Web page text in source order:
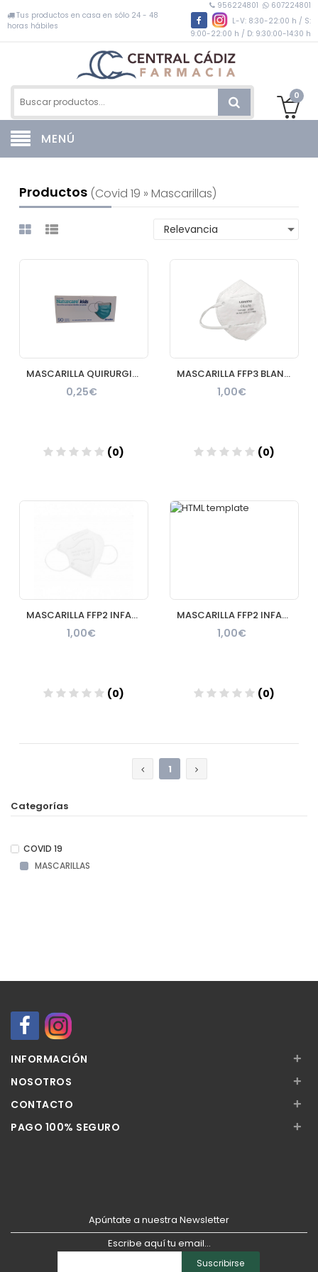
Tus productos en casa en sólo 24 - 48
horas hábiles
956224801
607224801
L-V: 8:30-22:00 h / S:
9:00-22:00 h / D: 9:30:00-14:30 h
0
MENÚ
Productos (covid 19 » Mascarillas)
MASCARILLA QUIRURGICA IIR NATURCARE KIDS 50 UNIDADES AZULES
0,25€
(0)
MASCARILLA FFP3 BLANCA
1,00€
(0)
Añadir
MASCARILLA FFP2 INFANTIL BLANCA
1,00€
(0)
MASCARILLA FFP2 INFANTIL NEGRA
1,00€
(0)
1
Categorías
COVID 19
MASCARILLAS
INFORMACIÓN +
NOSOTROS +
CONTACTO +
PAGO 100% SEGURO +
Apúntate a nuestra Newsletter
Escribe aquí tu email...
Suscribirse